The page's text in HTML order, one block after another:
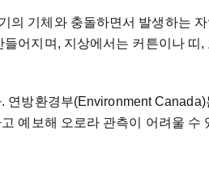
의 기체와 충돌하면서 발생하는 자
어지며, 지상에서는 커튼이나 띠,
연방환경부(Environment Canada)
예보해 오로라 관측이 어려울 수